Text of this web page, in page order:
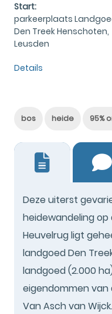
Start:
parkeerplaats
Den Treek Henschoten,
Leusden
Details
bos heide 95%
Deze uiterst
heidewandeling
Heuvelrug ligt
landgoed Den
landgoed (2.000
eigendommen van
Van Asch van